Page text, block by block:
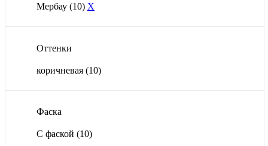
Мербау (10) X
Оттенки
коричневая (10)
Фаска
С фаской (10)